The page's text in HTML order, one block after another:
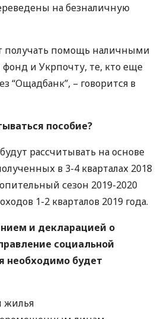
на безналичную
получать помощь наличными
и Укрпочту, те, кто еще
“Ощадбанк”, – говорится в
пособие?
рассчитывать на основе
в 3-4 кварталах 2018
сезон 2019-2020
1-2 кварталов 2019 года.
и декларацией о
социальной
необходимо будет
жилья